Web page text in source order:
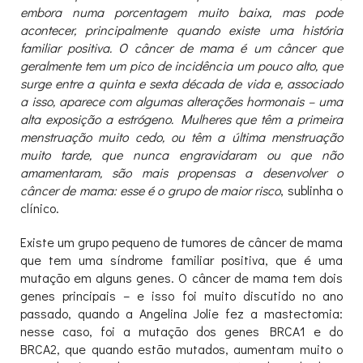
embora numa porcentagem muito baixa, mas pode
acontecer, principalmente quando existe uma história
familiar positiva. O câncer de mama é um câncer que
geralmente tem um pico de incidência um pouco alto, que
surge entre a quinta e sexta década de vida e, associado
a isso, aparece com algumas alterações hormonais – uma
alta exposição a estrógeno. Mulheres que têm a primeira
menstruação muito cedo, ou têm a última menstruação
muito tarde, que nunca engravidaram ou que não
amamentaram, são mais propensas a desenvolver o
câncer de mama: esse é o grupo de maior risco, sublinha o
clínico.
Existe um grupo pequeno de tumores de câncer de mama
que tem uma síndrome familiar positiva, que é uma
mutação em alguns genes. O câncer de mama tem dois
genes principais – e isso foi muito discutido no ano
passado, quando a Angelina Jolie fez a mastectomia:
nesse caso, foi a mutação dos genes BRCA1 e do
BRCA2, que quando estão mutados, aumentam muito o